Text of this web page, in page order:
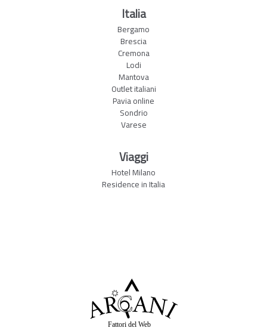
Italia
Bergamo
Brescia
Cremona
Lodi
Mantova
Outlet italiani
Pavia online
Sondrio
Varese
Viaggi
Hotel Milano
Residence in Italia